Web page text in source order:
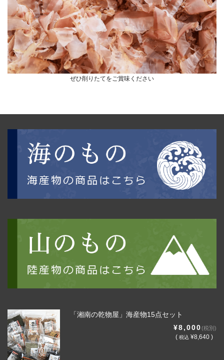
ぜひ削りたてをご賞味ください
「湘南の乾物屋」海産物15点セット
¥8,000(税別)
( 税込 ¥8,640 )